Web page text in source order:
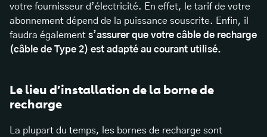
votre fournisseur d’électricité. En effet, le tarif de votre
abonnement dépend de la puissance souscrite. Enfin, il
faudra également s’assurer que votre câble de recharge
(câble de Type 2) est adapté au courant utilisé.
Le lieu d’installation de la borne de
recharge
La plupart du temps, les bornes de recharge sont